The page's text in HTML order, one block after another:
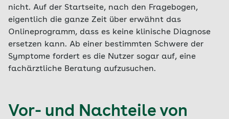
nicht. Auf der Startseite, nach den Fragebogen,
eigentlich die ganze Zeit über erwähnt das
Onlineprogramm, dass es keine klinische Diagnose
ersetzen kann. Ab einer bestimmten Schwere der
Symptome fordert es die Nutzer sogar auf, eine
fachärztliche Beratung aufzusuchen.
Vor- und Nachteile von